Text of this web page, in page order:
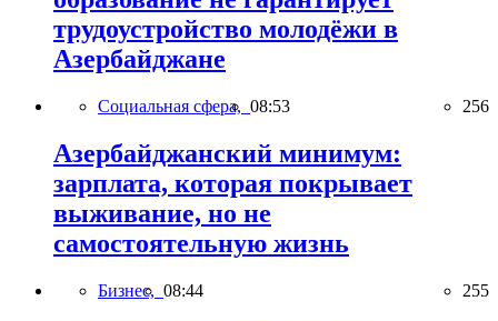
трудоустройство молодёжи в
Азербайджане
Социальная сфера, 08:53 256
Азербайджанский минимум:
зарплата, которая покрывает
выживание, но не
самостоятельную жизнь
Бизнес, 08:44 255